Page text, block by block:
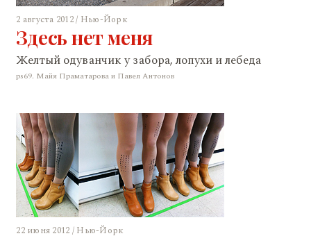
2 августа 2012 / Нью-Йорк
Здесь нет меня
Желтый одуванчик у забора, лопухи и лебеда
ps69. Майя Праматарова и Павел Антонов
22 июня 2012 / Нью-Йорк